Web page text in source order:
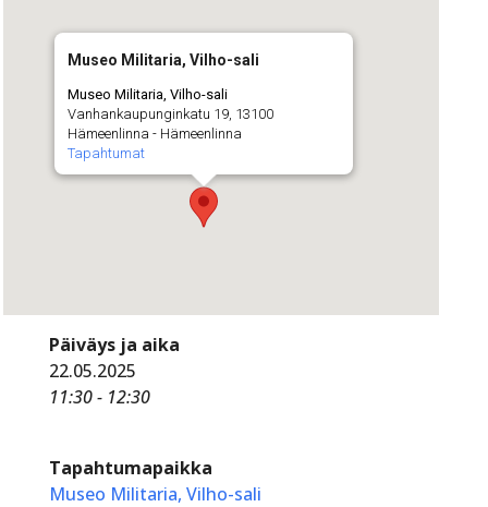
Museo Militaria, Vilho-sali
Museo Militaria, Vilho-sali
Vanhankaupunginkatu 19, 13100
Hämeenlinna - Hämeenlinna
Tapahtumat
Päiväys ja aika
22.05.2025
11:30 - 12:30
Tapahtumapaikka
Museo Militaria, Vilho-sali